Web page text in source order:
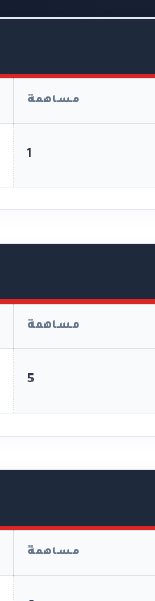
مساهمة
1
مساهمة
5
مساهمة